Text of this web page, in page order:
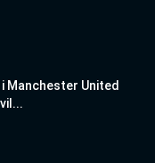
Manchester United